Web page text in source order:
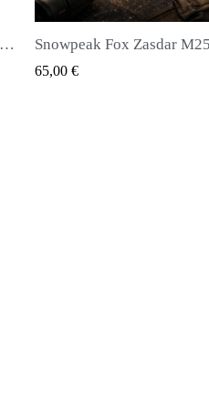
QUICK VIEW Snowpeak Fox Zasdar M25 moderator dźwięku